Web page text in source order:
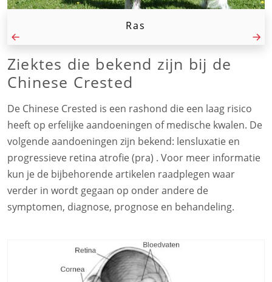
Ras
Ziektes die bekend zijn bij de
Chinese Crested
De Chinese Crested is een rashond die een laag risico
heeft op erfelijke aandoeningen of medische kwalen. De
volgende aandoeningen zijn bekend: lensluxatie en
progressieve retina atrofie (pra) . Voor meer informatie
kun je de bijbehorende artikelen raadplegen waar
verder in wordt gegaan op onder andere de
symptomen, diagnose, prognose en behandeling.